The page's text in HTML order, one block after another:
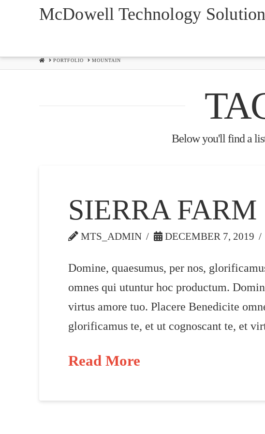
McDowell Technology
HOMEPORTFOLIO MOUNTAIN
Below you'll find a
SIERRA FARM
MTS_ADMIN DECEMBER 7, 2019
Domine, quaesumus, per nos,
omnes qui utuntur hoc productum.
virtus amore tuo. Placere Benedicite
glorificamus te, et ut cognoscant te, et
Read More